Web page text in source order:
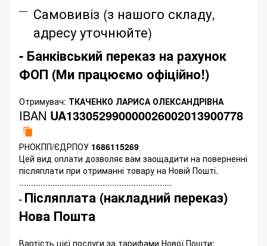
Самовивіз (з нашого складу,
адресу уточнюйте)
- Банківський переказ на рахунок
ФОП (Ми працюємо офіційно!)
Отримувач: ТКАЧЕНКО ЛАРИСА ОЛЕКСАНДРІВНА
IBAN UA133052990000026002013900778
РНОКПП/ЄДРПОУ 1686115269
Цей вид оплати дозволяє вам заощадити на поверненні
післяплати при отриманні товару на Новій Пошті.
................................................................
- Післяплата (накладний переказ)
Нова Пошта
Вартість цієї послуги за тарифами Нової Пошти: